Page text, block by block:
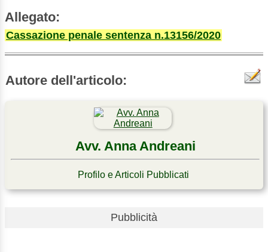
Allegato:
Cassazione penale sentenza n.13156/2020
Autore dell'articolo:
Avv. Anna Andreani
Profilo e Articoli Pubblicati
Pubblicità